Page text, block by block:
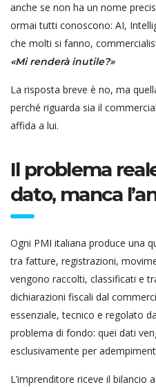
anche se non ha un nome
ormai tutti conoscono: AI,
che molti si fanno,
«Mi renderà inutile?»
La risposta breve è no, ma
perché riguarda sia il
affida a lui.
Il problema
dato, manca
Ogni PMI italiana produce una
tra fatture, registrazioni,
vengono raccolti, classificati e
dichiarazioni fiscali dal
essenziale, tecnico e regolato
problema di fondo: quei dati
esclusivamente per
L’imprenditore riceve il bilancio